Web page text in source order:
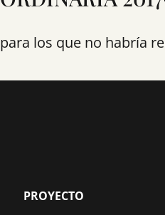
para los que no habría
PROYECTO